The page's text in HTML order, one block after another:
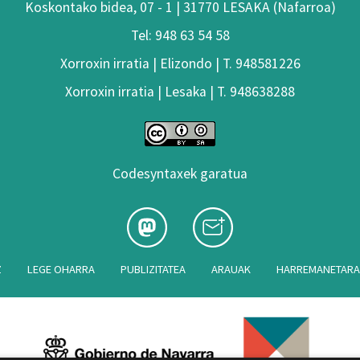
Koskontako bidea, 07 - 1 | 31770 LESAKA (Nafarroa)
Tel: 948 63 54 58
Xorroxin irratia | Elizondo | T. 948581226
Xorroxin irratia | Lesaka | T. 948638288
Codesyntaxek garatua
LEGE OHARRA PUBLIZITATEA ARAUAK